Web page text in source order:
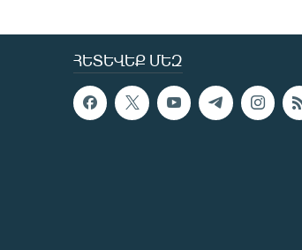
ՀԵՏԵՎԵՔ ՄԵԶ